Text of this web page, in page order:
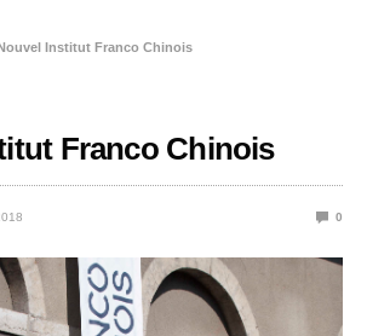
Institut Franco Chinois
Franco Chinois
0